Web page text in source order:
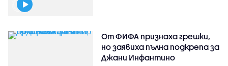
От ФИФА признаха грешки,
но заявиха пълна подкрепа за
Джани Инфантино